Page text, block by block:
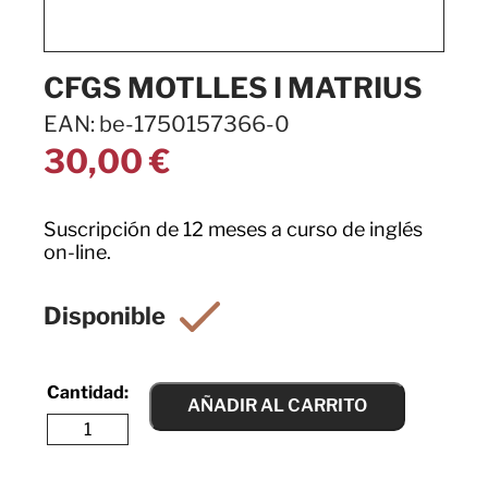
CFGS MOTLLES I MATRIUS
EAN: be-1750157366-0
30,00€
Suscripción de 12 meses a curso de inglés
on-line.
AÑADIR AL CARRITO